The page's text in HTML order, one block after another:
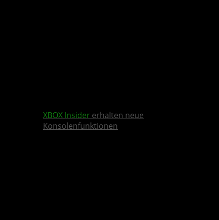
XBOX Insider erhalten neue
Konsolenfunktionen